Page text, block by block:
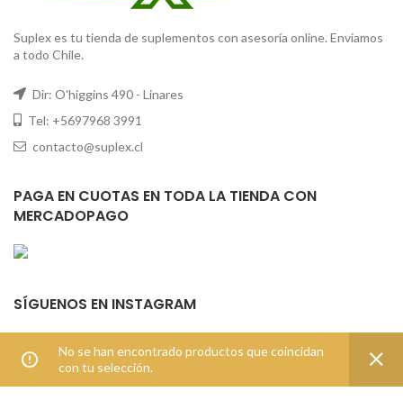
No se han encontrado productos que coincidan
con tu selección.
Suplex es tu tienda de suplementos con asesoría online. Enviamos
a todo Chile.
Dir: O'higgins 490 - Linares
Tel: +5697968 3991
contacto@suplex.cl
PAGA EN CUOTAS EN TODA LA TIENDA CON
MERCADOPAGO
SÍGUENOS EN INSTAGRAM
Error validating access token: The session has
been invalidated because the user changed their